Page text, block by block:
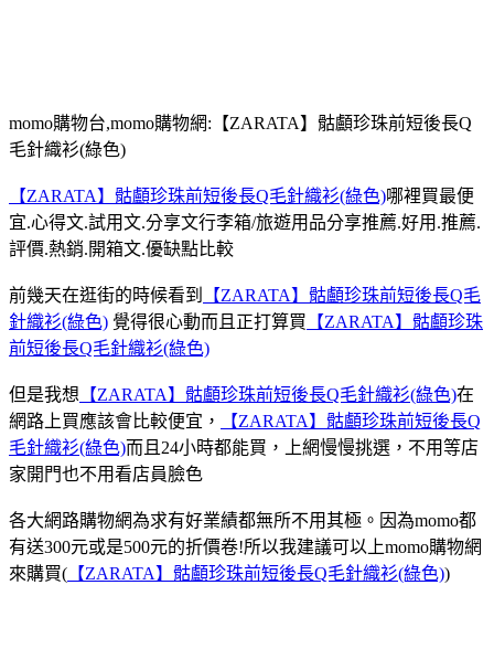
momo購物台,momo購物網:【ZARATA】骷顱珍珠前短後長Q
毛針織衫(綠色)
【ZARATA】骷顱珍珠前短後長Q毛針織衫(綠色)哪裡買最便
宜.心得文.試用文.分享文行李箱/旅遊用品分享推薦.好用.推薦.
評價.熱銷.開箱文.優缺點比較
前幾天在逛街的時候看到
【ZARATA】骷顱珍珠前短後長Q毛
針織衫(綠色) 覺得很心動而且正打算買 【ZARATA】骷顱珍珠
前短後長Q毛針織衫(綠色)
但是我想 【ZARATA】骷顱珍珠前短後長Q毛針織衫(綠色)在
網路上買應該會比較便宜，
【ZARATA】骷顱珍珠前短後長Q
毛針織衫(綠色)而且24小時都能買，上網慢慢挑選，不用等店
家開門也不用看店員臉色
各大網路購物網為求有好業績都無所不用其極。因為momo都
有送300元或是500元的折價卷!所以我建議可以上momo購物網
來購買( 【ZARATA】骷顱珍珠前短後長Q毛針織衫(綠色))